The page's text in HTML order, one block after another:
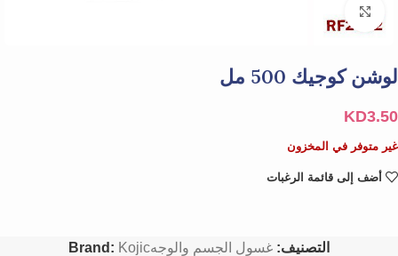
لوشن كوجيك 500 مل
KD3.50
غير متوفر في المخزون
أضف إلى قائمة الرغبات
التصنيف: غسول الجسم والوجه Brand: Kojic